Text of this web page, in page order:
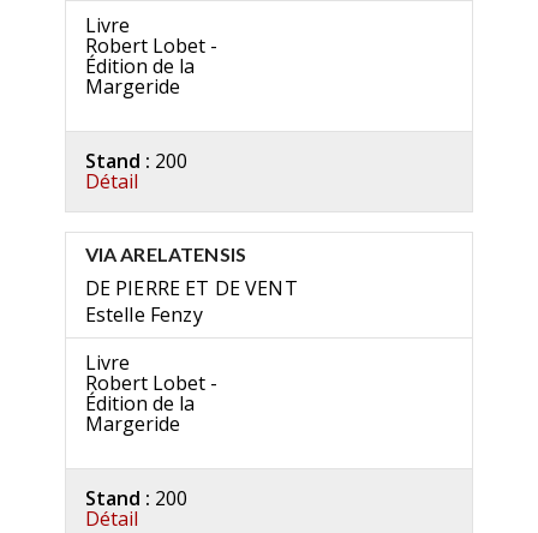
Livre
Robert Lobet -
Édition de la
Margeride
Stand : 200
Détail
VIA ARELATENSIS
DE PIERRE ET DE VENT
Estelle Fenzy
Livre
Robert Lobet -
Édition de la
Margeride
Stand : 200
Détail